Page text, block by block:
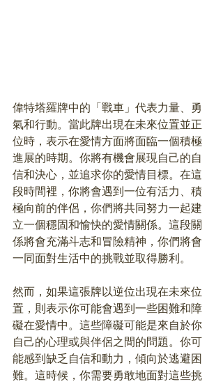
偉特塔羅牌中的「戰車」代表力量、勇
氣和行動。當此牌出現在未來位置並正
位時，表示在愛情方面將面臨一個積極
進展的時期。你將有機會展現自己的自
信和決心，並追求你的愛情目標。在這
段時間裡，你將會遇到一位有活力、積
極向前的伴侶，你們將共同努力一起建
立一個穩固和愉快的愛情關係。這段關
係將會充滿斗志和冒險精神，你們將會
一同面對生活中的挑戰並取得勝利。
然而，如果這張牌以逆位出現在未來位
置，則表示你可能會遇到一些困難和障
礙在愛情中。這些障礙可能是來自於你
自己的心理或與伴侶之間的問題。你可
能感到缺乏自信和動力，傾向於逃避困
難。這時候，你需要勇敢地面對這些挑